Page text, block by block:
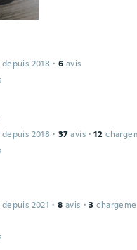
2018 · 6 avis
2018 · 37 avis · 12
2021 · 8 avis · 3